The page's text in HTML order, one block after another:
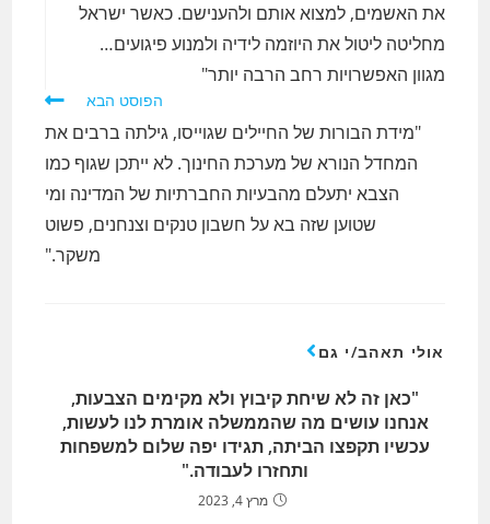
את האשמים, למצוא אותם ולהענישם. כאשר ישראל
מחליטה ליטול את היוזמה לידיה ולמנוע פיגועים…
מגוון האפשרויות רחב הרבה יותר"
הפוסט הבא
"מידת הבורות של החיילים שגוייסו, גילתה ברבים את
המחדל הנורא של מערכת החינוך. לא ייתכן שגוף כמו
הצבא יתעלם מהבעיות החברתיות של המדינה ומי
שטוען שזה בא על חשבון טנקים וצנחנים, פשוט
משקר."
אולי תאהב/י גם
"כאן זה לא שיחת קיבוץ ולא מקימים הצבעות,
אנחנו עושים מה שהממשלה אומרת לנו לעשות,
עכשיו תקפצו הביתה, תגידו יפה שלום למשפחות
ותחזרו לעבודה."
מרץ 4, 2023